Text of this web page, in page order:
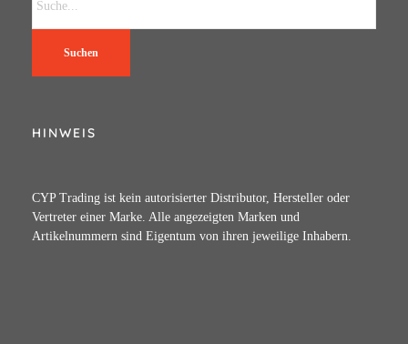
Suchen
HINWEIS
CYP Trading ist kein autorisierter Distributor, Hersteller oder
Vertreter einer Marke. Alle angezeigten Marken und
Artikelnummern sind Eigentum von ihren jeweilige Inhabern.